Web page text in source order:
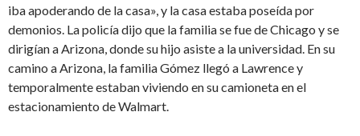
iba apoderando de la casa», y la casa estaba poseída por
demonios. La policía dijo que la familia se fue de Chicago y se
dirigían a Arizona, donde su hijo asiste a la universidad. En su
camino a Arizona, la familia Gómez llegó a Lawrence y
temporalmente estaban viviendo en su camioneta en el
estacionamiento de Walmart.